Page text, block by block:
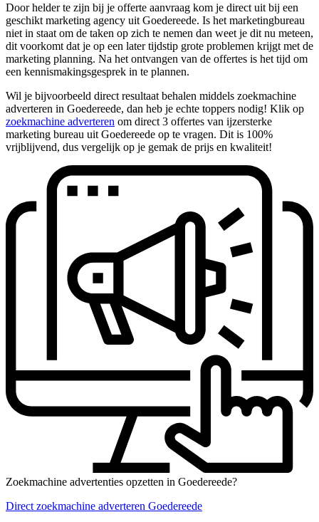
Door helder te zijn bij je offerte aanvraag kom je direct uit bij een
geschikt marketing agency uit Goedereede. Is het marketingbureau
niet in staat om de taken op zich te nemen dan weet je dit nu meteen,
dit voorkomt dat je op een later tijdstip grote problemen krijgt met de
marketing planning. Na het ontvangen van de offertes is het tijd om
een kennismakingsgesprek in te plannen.
Wil je bijvoorbeeld direct resultaat behalen middels zoekmachine
adverteren in Goedereede, dan heb je echte toppers nodig! Klik op
zoekmachine adverteren om direct 3 offertes van ijzersterke
marketing bureau uit Goedereede op te vragen. Dit is 100%
vrijblijvend, dus vergelijk op je gemak de prijs en kwaliteit!
Zoekmachine advertenties opzetten in Goedereede?
Direct zoekmachine adverteren Goedereede